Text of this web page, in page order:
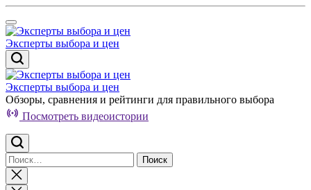
Перейти
к
содержимому
Эксперты выбора и цен
Эксперты выбора и цен
Обзоры, сравнения и рейтинги для правильного выбора
Посмотреть видеоистории
Найти:
Закрыть
поиск